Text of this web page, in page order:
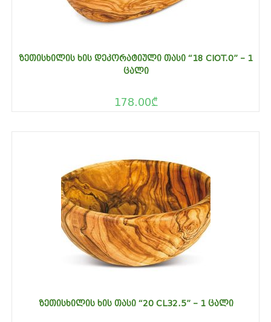
ᲖᲔᲗᲘᲡᲮᲘᲚᲘᲡ ᲮᲘᲡ ᲓᲔᲙᲝᲠᲐᲢᲘᲣᲚᲘ ᲗᲐᲡᲘ “18 CIOT.0” – 1
ᲪᲐᲚᲘ
178.00₾
ᲖᲔᲗᲘᲡᲮᲘᲚᲘᲡ ᲮᲘᲡ ᲗᲐᲡᲘ “20 CL32.5” – 1 ᲪᲐᲚᲘ